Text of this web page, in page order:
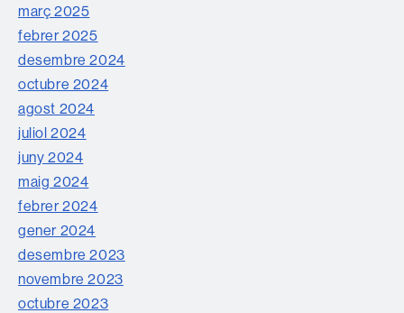
març 2025
febrer 2025
desembre 2024
octubre 2024
agost 2024
juliol 2024
juny 2024
maig 2024
febrer 2024
gener 2024
desembre 2023
novembre 2023
octubre 2023